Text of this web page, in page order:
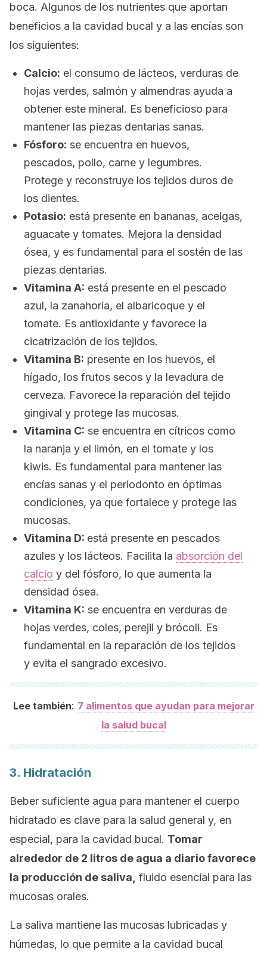
boca. Algunos de los nutrientes que aportan
beneficios a la cavidad bucal y a las encías son
los siguientes:
Calcio: el consumo de lácteos, verduras de
hojas verdes, salmón y almendras ayuda a
obtener este mineral. Es beneficioso para
mantener las piezas dentarias sanas.
Fósforo: se encuentra en huevos,
pescados, pollo, carne y legumbres.
Protege y reconstruye los tejidos duros de
los dientes.
Potasio: está presente en bananas, acelgas,
aguacate y tomates. Mejora la densidad
ósea, y es fundamental para el sostén de las
piezas dentarias.
Vitamina A: está presente en el pescado
azul, la zanahoria, el albaricoque y el
tomate. Es antioxidante y favorece la
cicatrización de los tejidos.
Vitamina B: presente en los huevos, el
hígado, los frutos secos y la levadura de
cerveza. Favorece la reparación del tejido
gingival y protege las mucosas.
Vitamina C: se encuentra en cítricos como
la naranja y el limón, en el tomate y los
kiwis. Es fundamental para mantener las
encías sanas y el periodonto en óptimas
condiciones, ya que fortalece y protege las
mucosas.
Vitamina D: está presente en pescados
azules y los lácteos. Facilita la absorción del
calcio y del fósforo, lo que aumenta la
densidad ósea.
Vitamina K: se encuentra en verduras de
hojas verdes, coles, perejil y brócoli. Es
fundamental en la reparación de los tejidos
y evita el sangrado excesivo.
Lee también: 7 alimentos que ayudan para mejorar
la salud bucal
3. Hidratación
Beber suficiente agua para mantener el cuerpo
hidratado es clave para la salud general y, en
especial, para la cavidad bucal. Tomar
alrededor de 2 litros de agua a diario favorece
la producción de saliva, fluido esencial para las
mucosas orales.
La saliva mantiene las mucosas lubricadas y
húmedas, lo que permite a la cavidad bucal